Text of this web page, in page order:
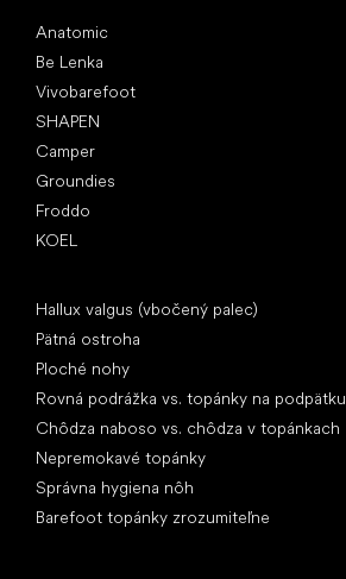
Anatomic
Be Lenka
Vivobarefoot
SHAPEN
Camper
Groundies
Froddo
KOEL
Hallux valgus (vbočený palec)
Pätná ostroha
Ploché nohy
Rovná podrážka vs. topánky na podpätku
Chôdza naboso vs. chôdza v topánkach
Nepremokavé topánky
Správna hygiena nôh
Barefoot topánky zrozumiteľne